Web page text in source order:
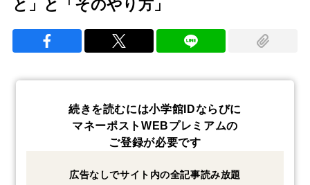
と」と「そのやり方」
続きを読むには小学館IDならびに
マネーポストWEBプレミアムの
ご登録が必要です
広告なしでサイト内の全記事読み放題